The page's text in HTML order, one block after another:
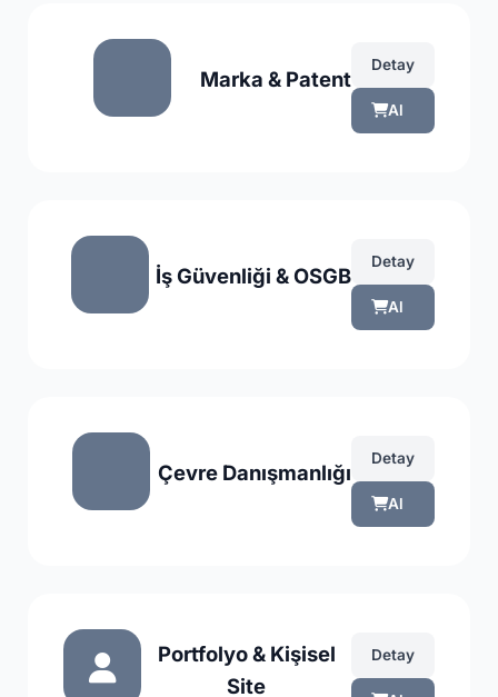
Marka & Patent
Detay
Al
İş Güvenliği & OSGB
Detay
Al
Çevre Danışmanlığı
Detay
Al
Portfolyo & Kişisel
Site
Detay